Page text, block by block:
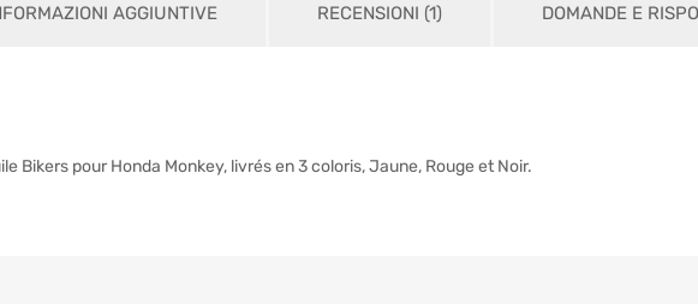
AGGIUNTIVE RECENSIONI (1) DOMANDE E
Bikers pour Honda Monkey, livrés en 3 coloris, Jaune, Rouge et Noir.